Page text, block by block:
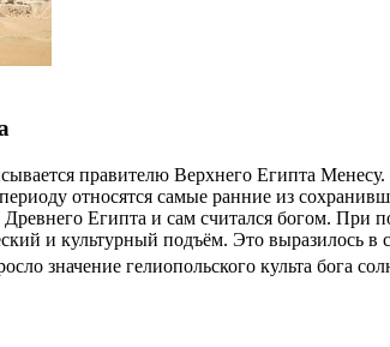
правителю Верхнего Египта Менесу.
относятся самые ранние из
Древнего Египта и сам считался богом.
и культурный подъём. Это выразилось
значение гелиопольского культа бога